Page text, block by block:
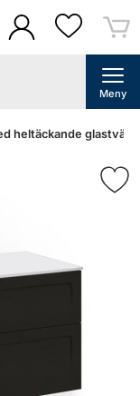
Meny
heltäckande